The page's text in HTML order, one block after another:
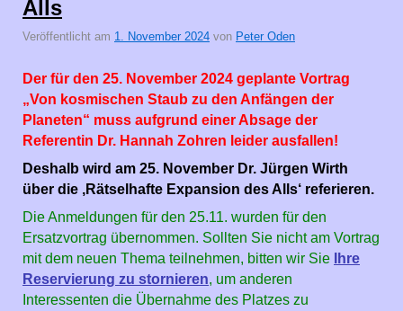
Alls
Veröffentlicht am 1. November 2024 von Peter Oden
Der für den 25. November 2024 geplante Vortrag
„Von kosmischen Staub zu den Anfängen der
Planeten“ muss aufgrund einer Absage der
Referentin Dr. Hannah Zohren leider ausfallen!
Deshalb wird am 25. November Dr. Jürgen Wirth
über die ‚Rätselhafte Expansion des Alls‘ referieren.
Die Anmeldungen für den 25.11. wurden für den
Ersatzvortrag übernommen. Sollten Sie nicht am Vortrag
mit dem neuen Thema teilnehmen, bitten wir Sie
Ihre
Reservierung zu stornieren, um anderen
Interessenten die Übernahme des Platzes zu